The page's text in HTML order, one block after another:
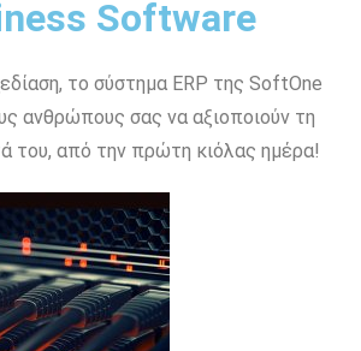
Software
το σύστημα ERP της SoftOne
ανθρώπους σας να αξιοποιούν τη
του, από την πρώτη κιόλας ημέρα!